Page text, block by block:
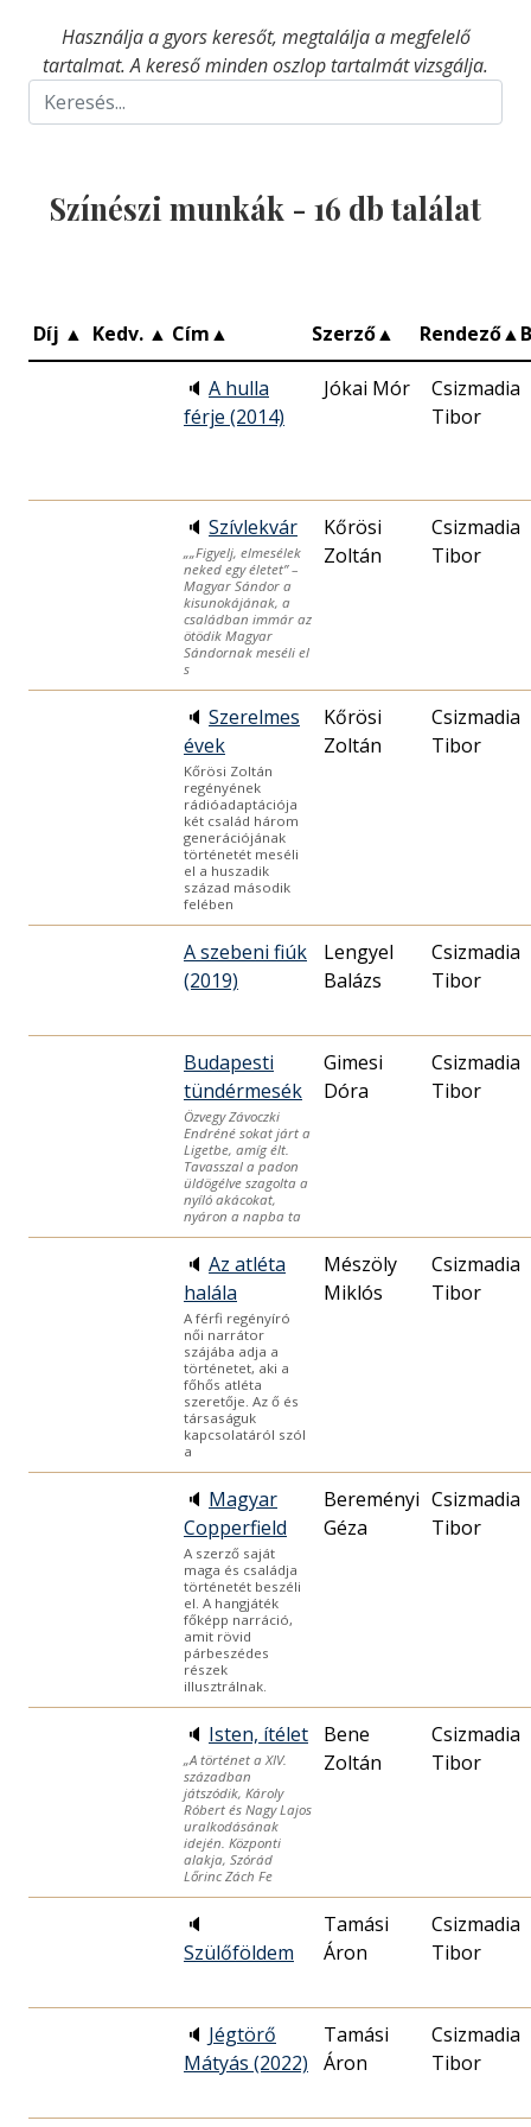
Használja a gyors keresőt, megtalálja a megfelelő
tartalmat. A kereső minden oszlop tartalmát vizsgálja.
Színészi munkák - 16 db találat
Díj ▲ Kedv. ▲ Cím▲ Szerző▲ Rendező▲
🔈 A hulla
férje (2014)
Jókai Mór
Csizmadia
Tibor
🔈 Szívlekvár
„„Figyelj, elmesélek
neked egy életet” –
Magyar Sándor a
kisunokájának, a
családban immár az
ötödik Magyar
Sándornak meséli el
s
Kőrösi
Zoltán
Csizmadia
Tibor
🔈 Szerelmes
évek
Kőrösi Zoltán
regényének
rádióadaptációja
két család három
generációjának
történetét meséli
el a huszadik
század második
felében
Kőrösi
Zoltán
Csizmadia
Tibor
A szebeni fiúk
(2019)
Lengyel
Balázs
Csizmadia
Tibor
Budapesti
tündérmesék
Özvegy Závoczki
Endréné sokat járt a
Ligetbe, amíg élt.
Tavasszal a padon
üldögélve szagolta a
nyíló akácokat,
nyáron a napba ta
Gimesi
Dóra
Csizmadia
Tibor
🔈 Az atléta
halála
A férfi regényíró
női narrátor
szájába adja a
történetet, aki a
főhős atléta
szeretője. Az ő és
társaságuk
kapcsolatáról szól
a
Mészöly
Miklós
Csizmadia
Tibor
🔈 Magyar
Copperfield
A szerző saját
maga és családja
történetét beszéli
el. A hangjáték
főképp narráció,
amit rövid
párbeszédes
részek
illusztrálnak.
Bereményi
Géza
Csizmadia
Tibor
🔈 Isten, ítélet
„A történet a XIV.
században
játszódik, Károly
Róbert és Nagy Lajos
uralkodásának
idején. Központi
alakja, Szórád
Lőrinc Zách Fe
Bene
Zoltán
Csizmadia
Tibor
🔈
Szülőföldem
Tamási
Áron
Csizmadia
Tibor
🔈 Jégtörő
Mátyás (2022)
Tamási
Áron
Csizmadia
Tibor